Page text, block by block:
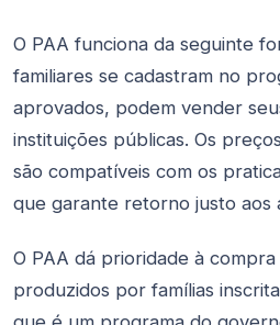
O PAA funciona da seguinte
familiares se cadastram no
aprovados, podem vender
instituições públicas. Os
são compatíveis com os
que garante retorno justo aos
O PAA dá prioridade à
produzidos por famílias